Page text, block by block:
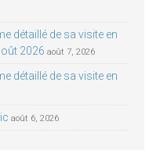
détaillé de sa visite en
2026 août 7, 2026
détaillé de sa visite en
août 6, 2026